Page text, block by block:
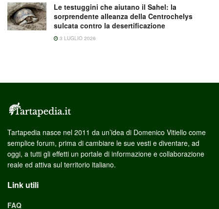
Le testuggini che aiutano il Sahel: la
sorprendente alleanza della Centrochelys
sulcata contro la desertificazione
3 LUGLIO 2026
Tartapedia nasce nel 2011 da un’idea di Domenico Vitiello come
semplice forum, prima di cambiare le sue vesti e diventare, ad
oggi, a tutti gli effetti un portale di informazione e collaborazione
reale ed attiva sul territorio italiano.
Link utili
FAQ